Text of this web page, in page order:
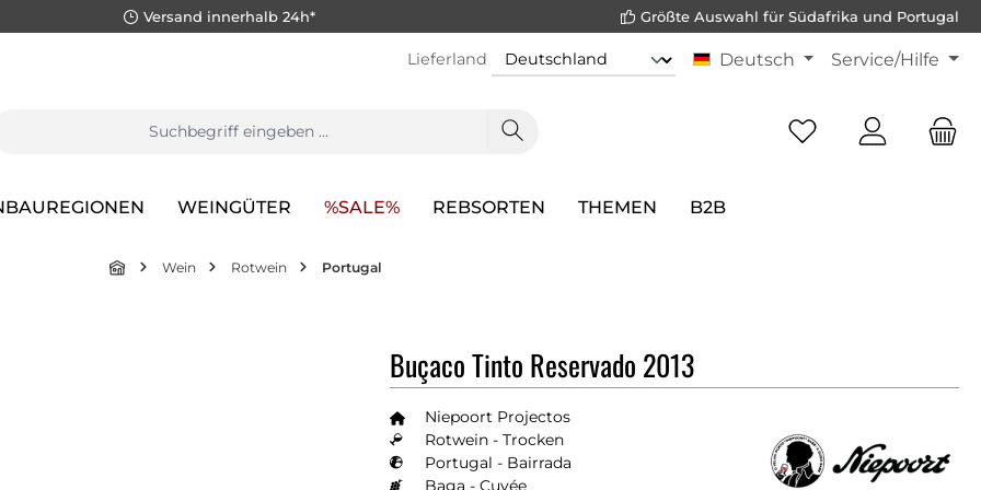
Versand innerhalb 24h* Größte Auswahl für Südafrika und Portugal
Lieferland Deutsch Service/Hilfe
WEINGÜTER %SALE% REBSORTEN THEMEN B2B
Wein Rotwein Portugal
Buçaco Tinto Reservado 2013
Niepoort Projectos
Rotwein - Trocken
Portugal - Bairrada
Baga - Cuvée